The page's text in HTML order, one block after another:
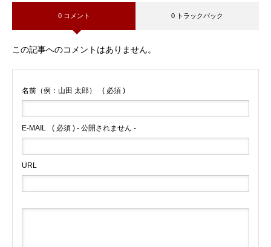
0 コメント 0 トラックバック
この記事へのコメントはありません。
名前（例：山田 太郎） ( 必須 )
E-MAIL ( 必須 ) - 公開されません -
URL